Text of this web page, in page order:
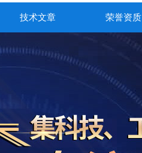
技术文章 荣誉资质